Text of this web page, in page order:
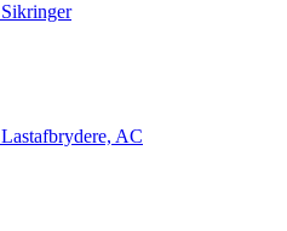
Sikringer
Lastafbrydere, AC